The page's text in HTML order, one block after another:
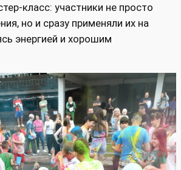
участники не просто
но и сразу применяли их на
энергией и хорошим